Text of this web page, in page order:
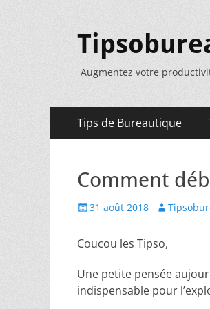
Augmentez votre
Menu
principal
Aller
Tips de Bureautique
Comment
Posted
31 août 2018 Author
Coucou les Tipso,
Une petite pensée
indispensable pour